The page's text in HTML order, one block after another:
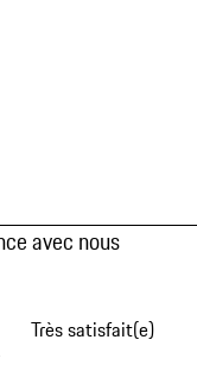
avec nous
Très satisfait(e)